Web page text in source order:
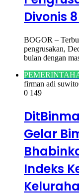
Divonis
BOGOR –
pengrusakan,
bulan dengan
firman adi suwito
0 149
Gelar
Indeks